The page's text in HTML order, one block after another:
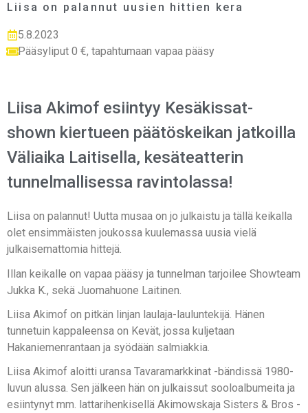
Liisa on palannut uusien hittien kera
5.8.2023
Pääsyliput 0 €, tapahtumaan vapaa pääsy
Liisa Akimof esiintyy Kesäkissat-
shown kiertueen päätöskeikan jatkoilla
Väliaika Laitisella, kesäteatterin
tunnelmallisessa ravintolassa!
Liisa on palannut! Uutta musaa on jo julkaistu ja tällä keikalla
olet ensimmäisten joukossa kuulemassa uusia vielä
julkaisemattomia hittejä.
Illan keikalle on vapaa pääsy ja tunnelman tarjoilee Showteam
Jukka K., sekä Juomahuone Laitinen.
Liisa Akimof on pitkän linjan laulaja-lauluntekijä. Hänen
tunnetuin kappaleensa on Kevät, jossa kuljetaan
Hakaniemenrantaan ja syödään salmiakkia.
Liisa Akimof aloitti uransa Tavaramarkkinat -bändissä 1980-
luvun alussa. Sen jälkeen hän on julkaissut sooloalbumeita ja
esiintynyt mm. lattarihenkisellä Akimowskaja Sisters & Bros -